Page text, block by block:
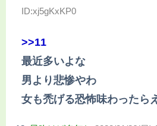
ID:xj5gKxKP0
>>11
最近多いよな
男より悲惨やわ
女も禿げる恐怖味わったら